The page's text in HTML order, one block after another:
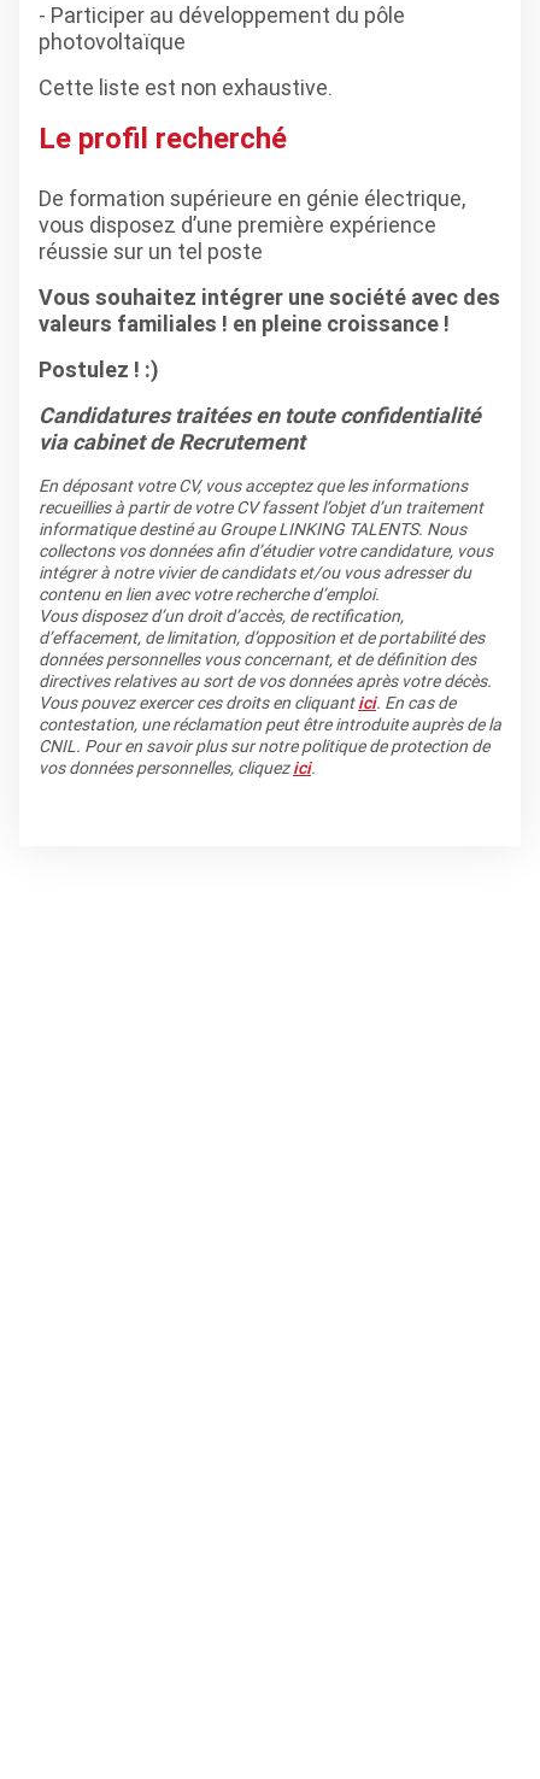
- Participer au développement du pôle
photovoltaïque
Cette liste est non exhaustive.
Le profil recherché
De formation supérieure en génie électrique,
vous disposez d’une première expérience
réussie sur un tel poste
Vous souhaitez intégrer une société avec des
valeurs familiales ! en pleine croissance !
Postulez ! :)
Candidatures traitées en toute confidentialité
via cabinet de Recrutement
En déposant votre CV, vous acceptez que les informations
recueillies à partir de votre CV fassent l’objet d’un traitement
informatique destiné au Groupe LINKING TALENTS. Nous
collectons vos données afin d’étudier votre candidature, vous
intégrer à notre vivier de candidats et/ou vous adresser du
contenu en lien avec votre recherche d’emploi.
Vous disposez d’un droit d’accès, de rectification,
d’effacement, de limitation, d’opposition et de portabilité des
données personnelles vous concernant, et de définition des
directives relatives au sort de vos données après votre décès.
Vous pouvez exercer ces droits en cliquantici. En cas de
contestation, une réclamation peut être introduite auprès de la
CNIL. Pour en savoir plus sur notre politique de protection de
vos données personnelles, cliquezici.